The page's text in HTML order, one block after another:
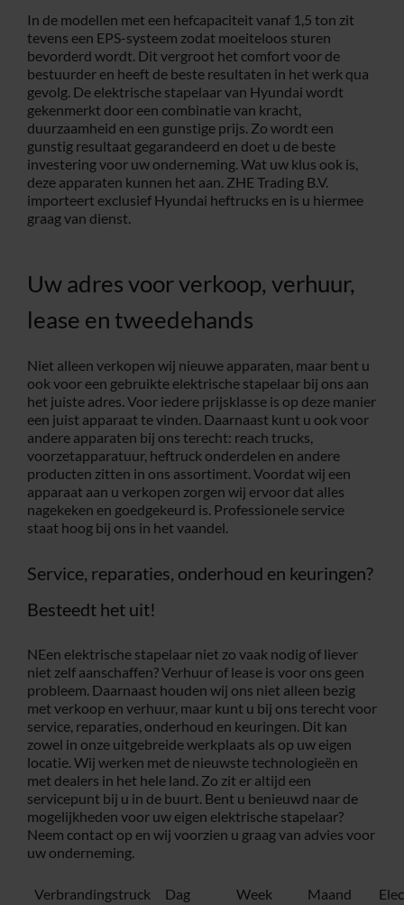
In de modellen met een hefcapaciteit vanaf 1,5 ton zit
tevens een EPS-systeem zodat moeiteloos sturen
bevorderd wordt. Dit vergroot het comfort voor de
bestuurder en heeft de beste resultaten in het werk qua
gevolg. De elektrische stapelaar van Hyundai wordt
gekenmerkt door een combinatie van kracht,
duurzaamheid en een gunstige prijs. Zo wordt een
gunstig resultaat gegarandeerd en doet u de beste
investering voor uw onderneming. Wat uw klus ook is,
deze apparaten kunnen het aan. ZHE Trading B.V.
importeert exclusief Hyundai heftrucks en is u hiermee
graag van dienst.
Uw adres voor verkoop, verhuur,
lease en tweedehands
Niet alleen verkopen wij nieuwe apparaten, maar bent u
ook voor een gebruikte elektrische stapelaar bij ons aan
het juiste adres. Voor iedere prijsklasse is op deze manier
een juist apparaat te vinden. Daarnaast kunt u ook voor
andere apparaten bij ons terecht: reach trucks,
voorzetapparatuur, heftruck onderdelen en andere
producten zitten in ons assortiment. Voordat wij een
apparaat aan u verkopen zorgen wij ervoor dat alles
nagekeken en goedgekeurd is. Professionele service
staat hoog bij ons in het vaandel.
Service, reparaties, onderhoud en keuringen?
Besteedt het uit!
NEen elektrische stapelaar niet zo vaak nodig of liever
niet zelf aanschaffen? Verhuur of lease is voor ons geen
probleem. Daarnaast houden wij ons niet alleen bezig
met verkoop en verhuur, maar kunt u bij ons terecht voor
service, reparaties, onderhoud en keuringen. Dit kan
zowel in onze uitgebreide werkplaats als op uw eigen
locatie. Wij werken met de nieuwste technologieën en
met dealers in het hele land. Zo zit er altijd een
servicepunt bij u in de buurt. Bent u benieuwd naar de
mogelijkheden voor uw eigen elektrische stapelaar?
Neem contact op en wij voorzien u graag van advies voor
uw onderneming.
Verbrandingstruck Dag Week Maand